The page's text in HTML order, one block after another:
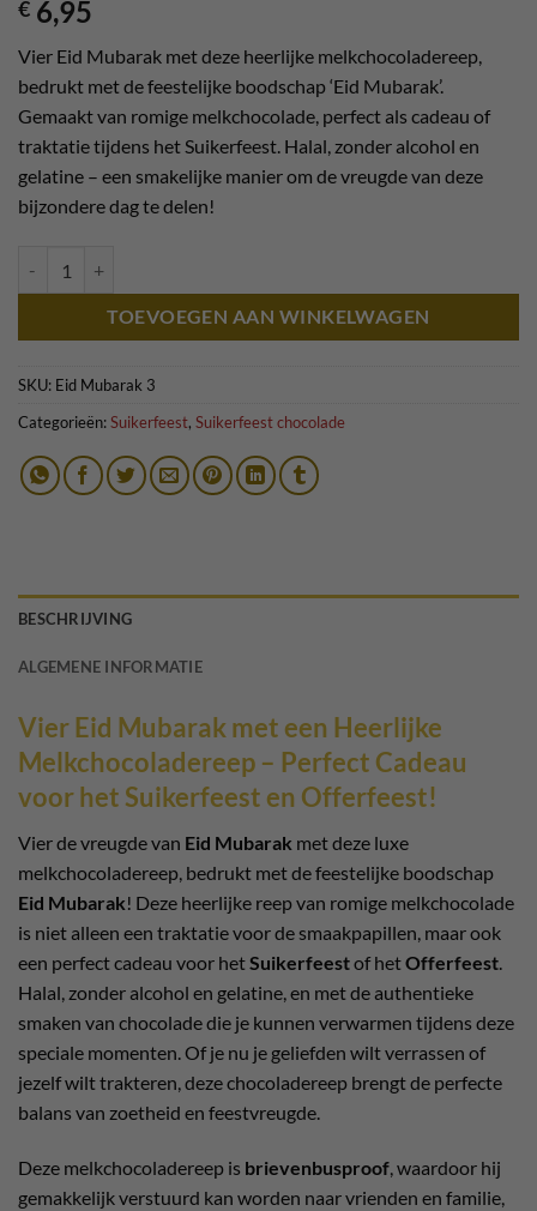
€ 6,95
Vier Eid Mubarak met deze heerlijke melkchocoladereep,
bedrukt met de feestelijke boodschap ‘Eid Mubarak’.
Gemaakt van romige melkchocolade, perfect als cadeau of
traktatie tijdens het Suikerfeest. Halal, zonder alcohol en
gelatine – een smakelijke manier om de vreugde van deze
bijzondere dag te delen!
TOEVOEGEN AAN WINKELWAGEN
SKU: Eid Mubarak 3
Categorieën:Suikerfeest, Suikerfeest chocolade
BESCHRIJVING
ALGEMENE INFORMATIE
Vier Eid Mubarak met een Heerlijke
Melkchocoladereep – Perfect Cadeau
voor het Suikerfeest en Offerfeest!
Vier de vreugde van Eid Mubarak met deze luxe
melkchocoladereep, bedrukt met de feestelijke boodschap
Eid Mubarak! Deze heerlijke reep van romige melkchocolade
is niet alleen een traktatie voor de smaakpapillen, maar ook
een perfect cadeau voor hetSuikerfeestof hetOfferfeest.
Halal, zonder alcohol en gelatine, en met de authentieke
smaken van chocolade die je kunnen verwarmen tijdens deze
speciale momenten. Of je nu je geliefden wilt verrassen of
jezelf wilt trakteren, deze chocoladereep brengt de perfecte
balans van zoetheid en feestvreugde.
Deze melkchocoladereep is brievenbusproof, waardoor hij
gemakkelijk verstuurd kan worden naar vrienden en familie,